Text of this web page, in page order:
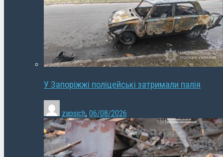
У Запоріжжі поліцейські затримали палія
zapsich, 06/08/2026